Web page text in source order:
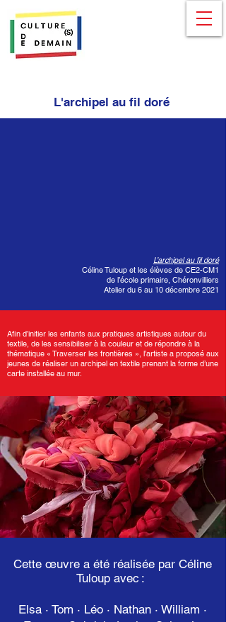
L'archipel au fil doré
L’archipel au fil doré
Céline Tuloup et les élèves de CE2-CM1
de l’école primaire, Chéronvilliers
Atelier du 6 au 10 décembre 2021
Afin d’initier les enfants aux pratiques artistiques autour du
textile, de les sensibiliser à la couleur et de répondre à la
thématique « Traverser les frontières », l’artiste a proposé aux
jeunes de réaliser un archipel en textile prenant la forme d’une
carte installée au mur.
Cette œuvre a été réalisée par Céline
Tuloup avec :
Elsa · Tom · Léo · Nathan · William ·